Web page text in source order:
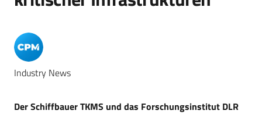
Industry News
Der Schiffbauer TKMS und das Forschungsinstitut DLR